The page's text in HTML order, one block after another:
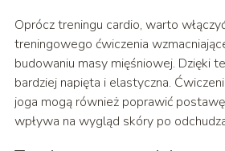
Oprócz treningu cardio, warto
treningowego ćwiczenia
budowaniu masy mięśniowej. Dzięki
bardziej napięta i elastyczna.
joga mogą również poprawić
wpływa na wygląd skóry po